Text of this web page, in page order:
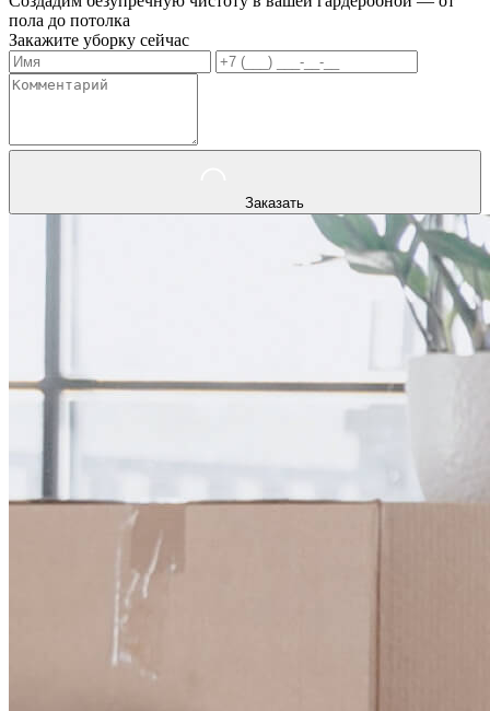
пола до потолка
Закажите уборку сейчас
Заказать